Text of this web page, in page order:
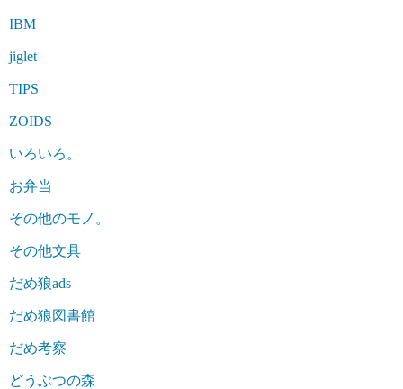
IBM
jiglet
TIPS
ZOIDS
いろいろ。
お弁当
その他のモノ。
その他文具
だめ狼ads
だめ狼図書館
だめ考察
どうぶつの森